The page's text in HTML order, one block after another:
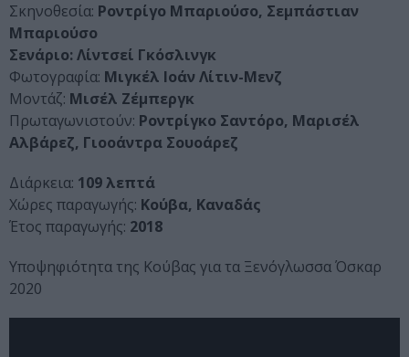
Σκηνοθεσία: Ροντρίγο Μπαριούσο, Σεμπάστιαν
Μπαριούσο
Σενάριο: Λίντσεί Γκόσλινγκ
Φωτογραφία: Μιγκέλ Ιοάν Λίτιν-Μενζ
Μοντάζ: Μισέλ Ζέμπεργκ
Πρωταγωνιστούν: Ροντρίγκο Σαντόρο, Μαρισέλ
Αλβάρεζ, Γιοοάντρα Σουοάρεζ
Διάρκεια: 109 λεπτά
Χώρες παραγωγής: Κούβα, Καναδάς
Έτος παραγωγής: 2018
Υποψηφιότητα της Κούβας για τα Ξενόγλωσσα Όσκαρ
2020